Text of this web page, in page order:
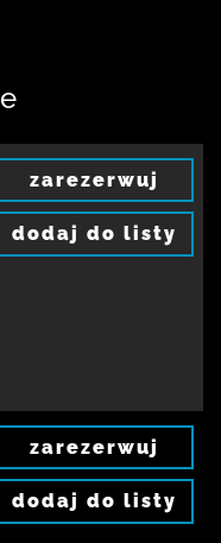
zarezerwuj
dodaj do listy
zarezerwuj
dodaj do listy